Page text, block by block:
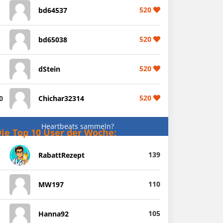
bd64537 520
bd65038 520
dStein 520
Chichar32314 520
Heartbeats sammeln?
Top 10 User der Woche:
RabattRezept 139
MW197 110
Hanna92 105